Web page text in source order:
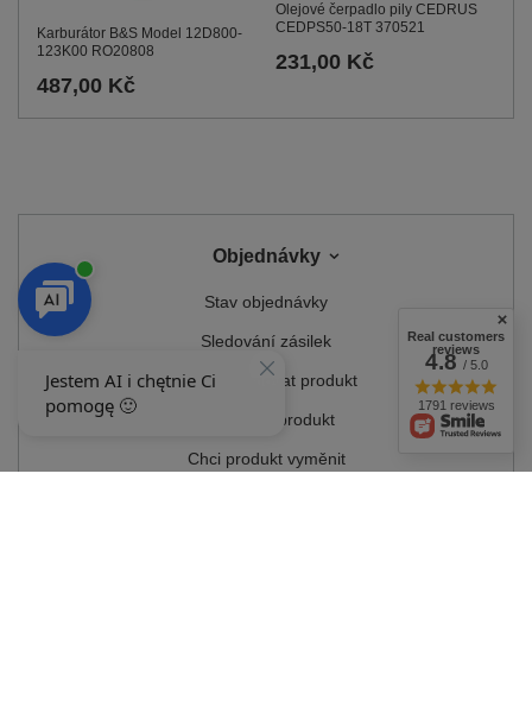
Karburátor B&S Model 12D800-
123K00 RO20808
487,00 Kč
Olejové čerpadlo pily CEDRUS
CEDPS50-18T 370521
231,00 Kč
Objednávky
Stav objednávky
Sledování zásilek
Chci reklamovat produkt
Chci vrátit produkt
Chci produkt vyměnit
Real customers
reviews
4.8/ 5.0
1791 reviews